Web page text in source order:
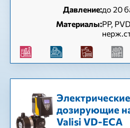
Давление:до 20
Материалы:PP,
Электрические
дозирующие
Valisi VD-ЕСА